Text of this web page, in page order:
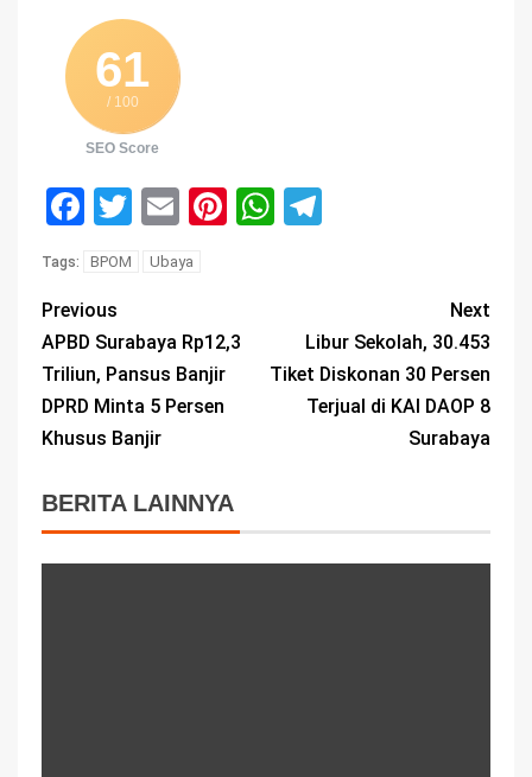
61
/ 100
SEO Score
Facebook
Twitter
EmailPinterest
WhatsApp
Tags: BPOM Ubaya
Previous
APBD Surabaya Rp12,3
Triliun, Pansus Banjir
DPRD Minta 5 Persen
Khusus Banjir
Next
Libur Sekolah, 30.453
Tiket Diskonan 30 Persen
Terjual di KAI DAOP 8
Surabaya
BERITA LAINNYA